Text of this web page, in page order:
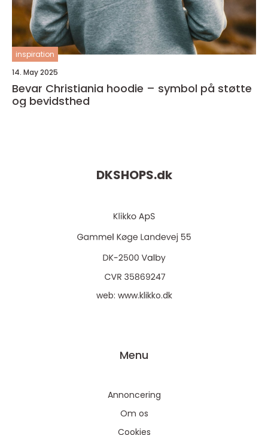
inspiration
14. May 2025
Bevar Christiania hoodie – symbol på støtte
og bevidsthed
DKSHOPS.dk
web: www.klikko.dk
Menu
Annoncering
Om os
Cookies